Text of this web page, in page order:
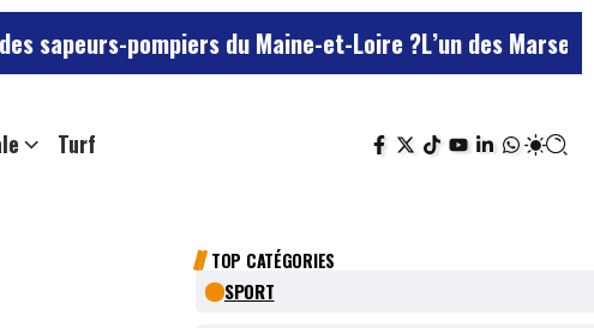
pompiers du Maine-et-Loire ?L’un des Marseillais
Turf
TOP CATÉGORIES
SPORT